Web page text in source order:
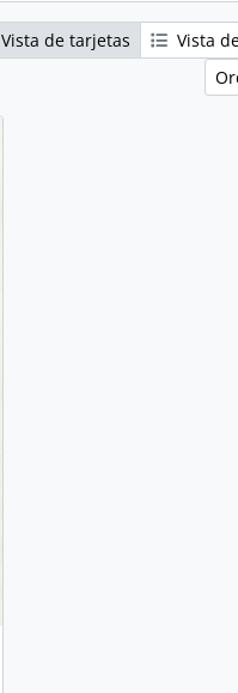
Vista de tarjetas
Vista